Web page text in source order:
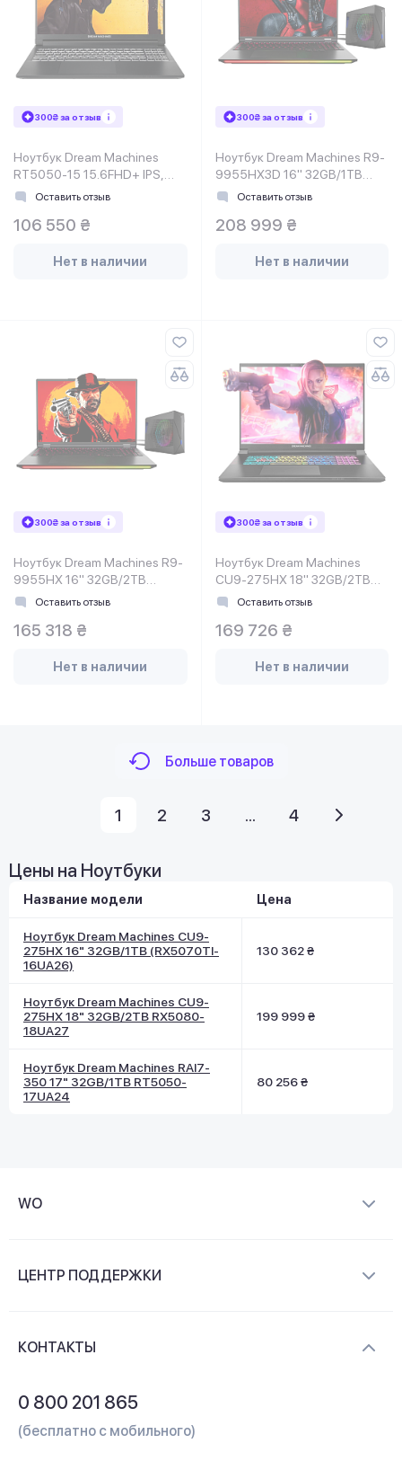
300₴ за отзыв
Ноутбук Dream Machines
RT5050-15 15.6FHD+ IPS,
AMD AI 9 HX 370, 32GB,
черный
Оставить отзыв
106 550 ₴
Нет в наличии
300₴ за отзыв
Ноутбук Dream Machines R9-
9955HX3D 16" 32GB/1TB
RT5090-16UA31
Оставить отзыв
208 999 ₴
Нет в наличии
300₴ за отзыв
Ноутбук Dream Machines R9-
9955HX 16" 32GB/2TB
RT5080-16UA22
Оставить отзыв
165 318 ₴
Нет в наличии
300₴ за отзыв
Ноутбук Dream Machines
CU9-275HX 18" 32GB/2TB
RX5070TI-18UA22
Оставить отзыв
169 726 ₴
Нет в наличии
Больше товаров
1 2 3 ... 4
Цены на Ноутбуки
Название модели Цена
Ноутбук Dream Machines CU9-
275HX 16" 32GB/1TB (RX5070TI-
16UA26)
130 362 ₴
Ноутбук Dream Machines CU9-
275HX 18" 32GB/2TB RX5080-
18UA27
199 999 ₴
Ноутбук Dream Machines RAI7-
350 17" 32GB/1TB RT5050-
17UA24
80 256 ₴
WO
Контакты
ЦЕНТР ПОДДЕРЖКИ
КОНТАКТЫ
0 800 201 865
(бесплатно с мобильного)